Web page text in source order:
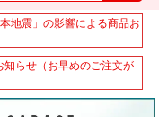
地震」の影響による商品お
知らせ（お早めのご注文が